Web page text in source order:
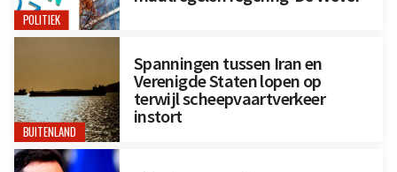
POLITIEK
BUITENLAND
Spanningen tussen Iran en
Verenigde Staten lopen op
terwijl scheepvaartverkeer
instort